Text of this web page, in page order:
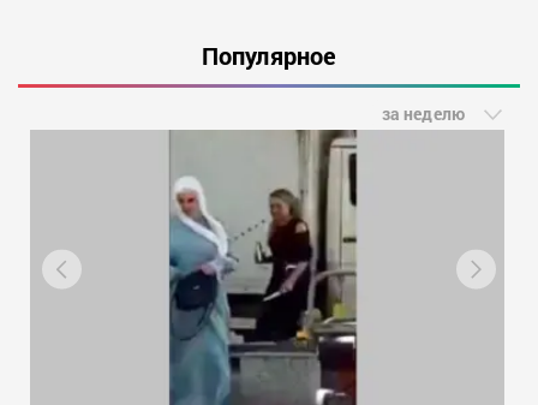
Популярное
за неделю